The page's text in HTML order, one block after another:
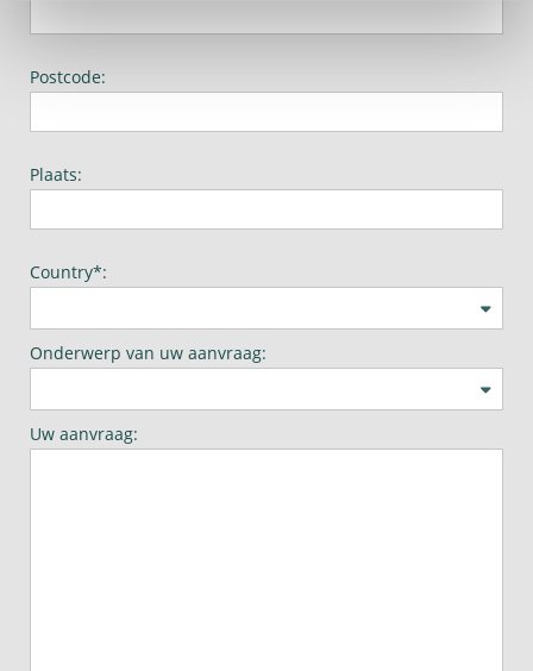
Postcode:
Plaats:
Country*:
Onderwerp van uw aanvraag:
Uw aanvraag: